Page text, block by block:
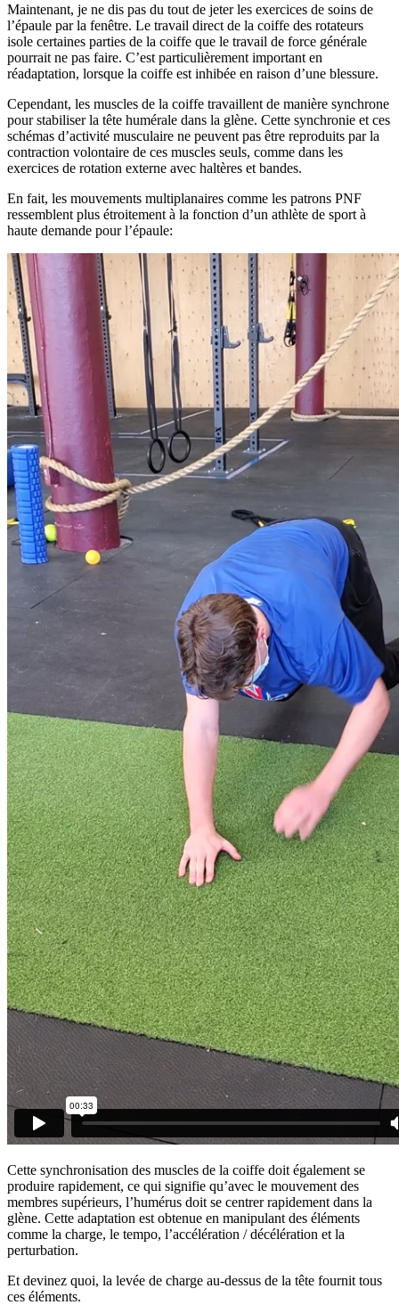
Maintenant, je ne dis pas du tout de jeter les exercices de soins de
l’épaule par la fenêtre. Le travail direct de la coiffe des rotateurs
isole certaines parties de la coiffe que le travail de force générale
pourrait ne pas faire. C’est particulièrement important en
réadaptation, lorsque la coiffe est inhibée en raison d’une blessure.
Cependant, les muscles de la coiffe travaillent de manière synchrone
pour stabiliser la tête humérale dans la glène. Cette synchronie et ces
schémas d’activité musculaire ne peuvent pas être reproduits par la
contraction volontaire de ces muscles seuls, comme dans les
exercices de rotation externe avec haltères et bandes.
En fait, les mouvements multiplanaires comme les patrons PNF
ressemblent plus étroitement à la fonction d’un athlète de sport à
haute demande pour l’épaule:
Cette synchronisation des muscles de la coiffe doit également se
produire rapidement, ce qui signifie qu’avec le mouvement des
membres supérieurs, l’humérus doit se centrer rapidement dans la
glène. Cette adaptation est obtenue en manipulant des éléments
comme la charge, le tempo, l’accélération / décélération et la
perturbation.
Et devinez quoi, la levée de charge au-dessus de la tête fournit tous
ces éléments.